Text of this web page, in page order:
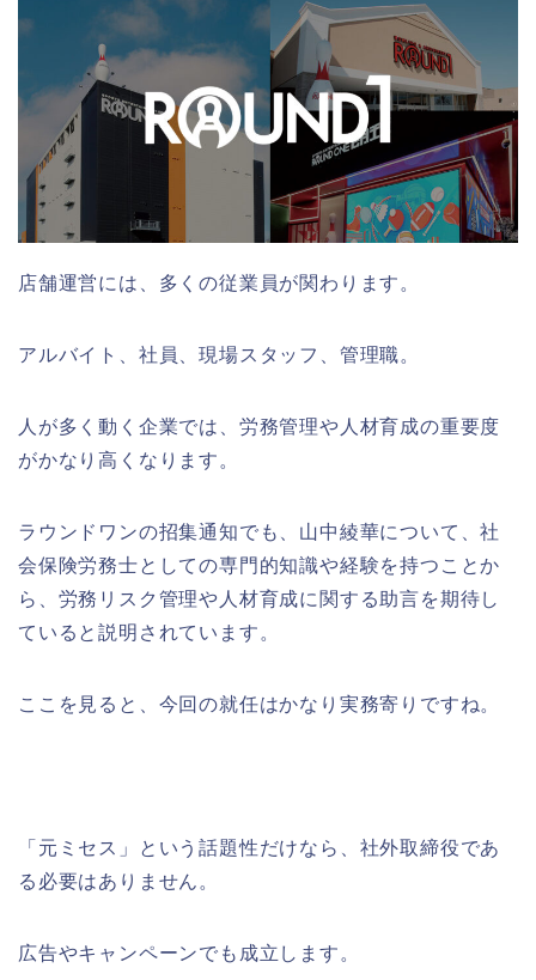
店舗運営には、多くの従業員が関わります。
アルバイト、社員、現場スタッフ、管理職。
人が多く動く企業では、労務管理や人材育成の重要度
がかなり高くなります。
ラウンドワンの招集通知でも、山中綾華について、社
会保険労務士としての専門的知識や経験を持つことか
ら、労務リスク管理や人材育成に関する助言を期待し
ていると説明されています。
ここを見ると、今回の就任はかなり実務寄りですね。
「元ミセス」という話題性だけなら、社外取締役であ
る必要はありません。
広告やキャンペーンでも成立します。